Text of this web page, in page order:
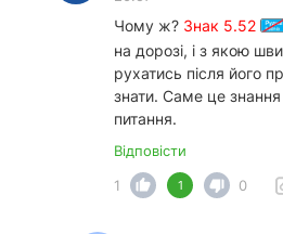
Чому ж? Знак 5.52
на дорозі, і з якою
рухатись після його
знати. Саме це знання
питання.
Відповісти
1
1 0